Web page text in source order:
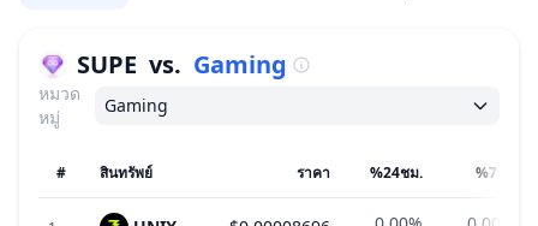
SUPE vs. Gaming
หมวด
หมู่
Gaming
# สินทรัพย์ ราคา %24ชม. %7วัน